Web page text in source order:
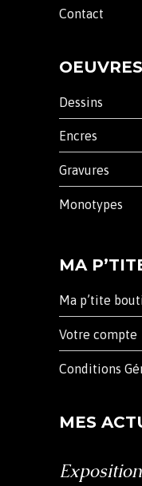
Contact
OEUVRES
Dessins
Encres
Gravures
Monotypes
MA
Ma p’tite
Votre compte
Conditions
MES